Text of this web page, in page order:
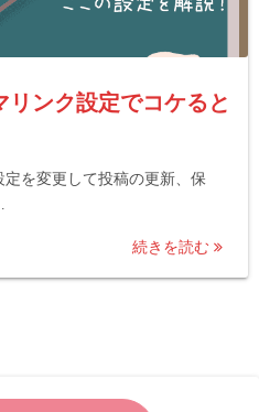
リンク設定でコケると
を変更して投稿の更新、保
続きを読む